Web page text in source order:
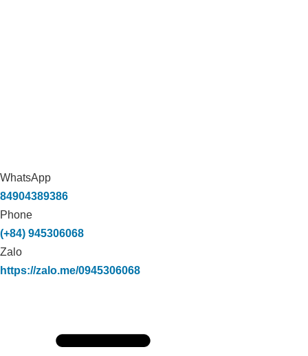
WhatsApp
84904389386
Phone
(+84) 945306068
Zalo
https://zalo.me/0945306068